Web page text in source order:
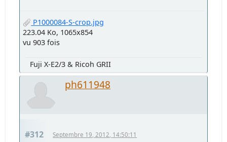
P1000084-S-crop.jpg
223.04 Ko, 1065x854
vu 903 fois
Fuji X-E2/3 & Ricoh GRII
ph611948
#312 Septembre 19, 2012, 14:50:11